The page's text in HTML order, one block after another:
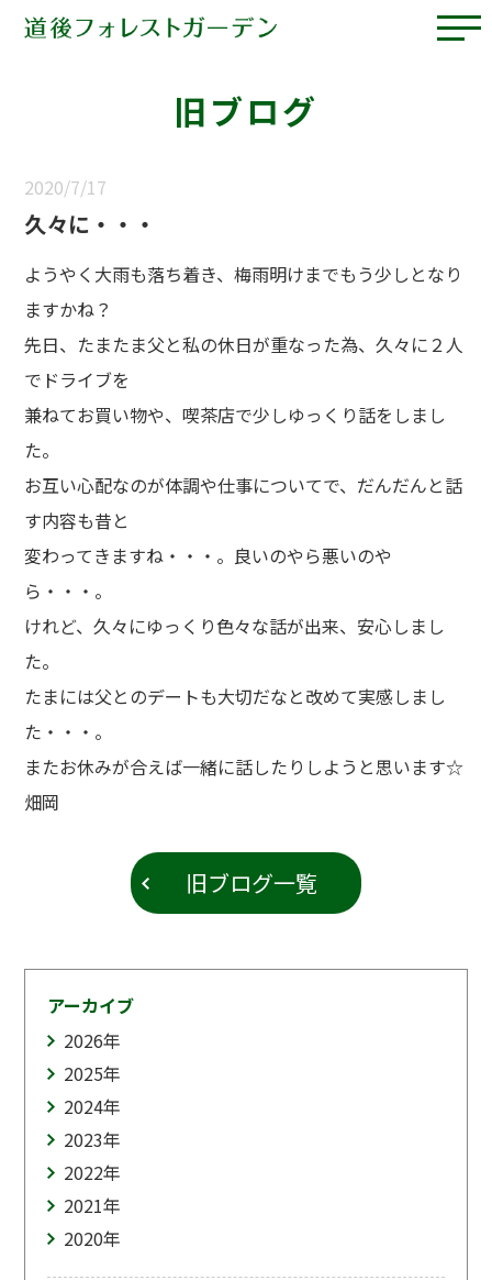
旧ブログ
2020/7/17
久々に・・・
ようやく大雨も落ち着き、梅雨明けまでもう少しとなり
ますかね？
先日、たまたま父と私の休日が重なった為、久々に２人
でドライブを
兼ねてお買い物や、喫茶店で少しゆっくり話をしまし
た。
お互い心配なのが体調や仕事についてで、だんだんと話
す内容も昔と
変わってきますね・・・。良いのやら悪いのや
ら・・・。
けれど、久々にゆっくり色々な話が出来、安心しまし
た。
たまには父とのデートも大切だなと改めて実感しまし
た・・・。
またお休みが合えば一緒に話したりしようと思います☆
畑岡
旧ブログ一覧
アーカイブ
2026年
2025年
2024年
2023年
2022年
2021年
2020年